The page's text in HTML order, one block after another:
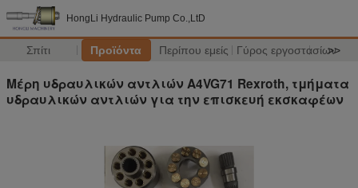
HongLi Hydraulic Pump Co.,LtD
Σπίτι Προϊόντα Περίπου εμείς Γύρος εργοστασίων
>>
Μέρη υδραυλικών αντλιών A4VG71 Rexroth, τμήματα
υδραυλικών αντλιών για την επισκευή εκσκαφέων